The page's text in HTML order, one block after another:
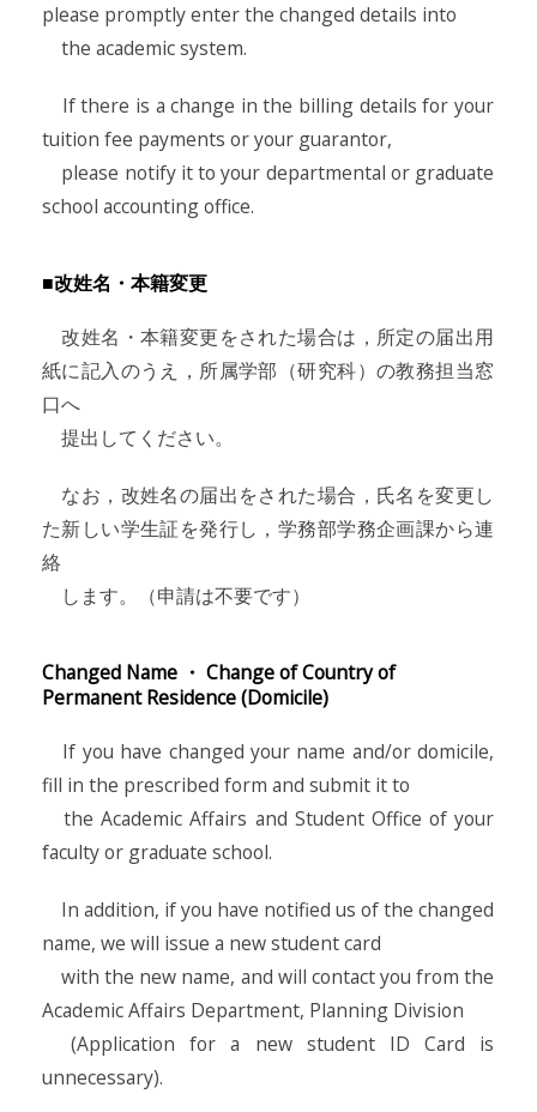
please promptly enter the changed details into
the academic system.
If there is a change in the billing details for your
tuition fee payments or your guarantor,
please notify it to your departmental or graduate
school accounting office.
■改姓名・本籍変更
改姓名・本籍変更をされた場合は，所定の届出用
紙に記入のうえ，所属学部（研究科）の教務担当窓
口へ
提出してください。
なお，改姓名の届出をされた場合，氏名を変更し
た新しい学生証を発行し，学務部学務企画課から連
絡
します。（申請は不要です）
Changed Name ・ Change of Country of
Permanent Residence (Domicile)
If you have changed your name and/or domicile,
fill in the prescribed form and submit it to
the Academic Affairs and Student Office of your
faculty or graduate school.
In addition, if you have notified us of the changed
name, we will issue a new student card
with the new name, and will contact you from the
Academic Affairs Department, Planning Division
(Application for a new student ID Card is
unnecessary).